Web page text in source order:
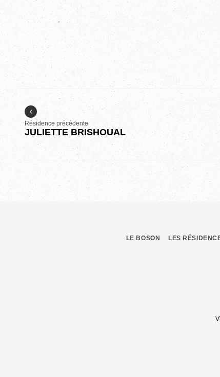
Résidence précédente
JULIETTE BRISHOUAL
LE BOSON LES